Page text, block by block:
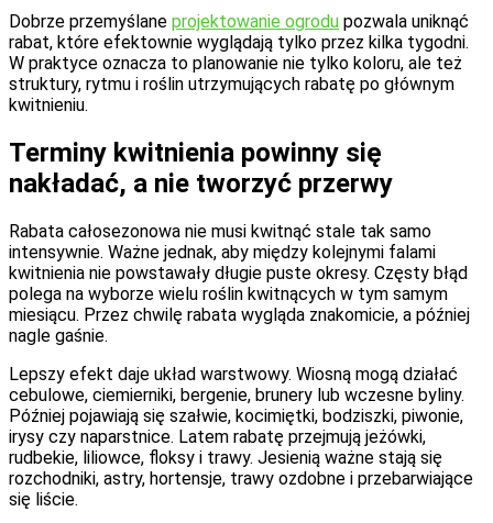
Dobrze przemyślane projektowanie ogrodu pozwala uniknąć
rabat, które efektownie wyglądają tylko przez kilka tygodni.
W praktyce oznacza to planowanie nie tylko koloru, ale też
struktury, rytmu i roślin utrzymujących rabatę po głównym
kwitnieniu.
Terminy kwitnienia powinny się
nakładać, a nie tworzyć przerwy
Rabata całosezonowa nie musi kwitnąć stale tak samo
intensywnie. Ważne jednak, aby między kolejnymi falami
kwitnienia nie powstawały długie puste okresy. Częsty błąd
polega na wyborze wielu roślin kwitnących w tym samym
miesiącu. Przez chwilę rabata wygląda znakomicie, a później
nagle gaśnie.
Lepszy efekt daje układ warstwowy. Wiosną mogą działać
cebulowe, ciemierniki, bergenie, brunery lub wczesne byliny.
Później pojawiają się szałwie, kocimiętki, bodziszki, piwonie,
irysy czy naparstnice. Latem rabatę przejmują jeżówki,
rudbekie, liliowce, floksy i trawy. Jesienią ważne stają się
rozchodniki, astry, hortensje, trawy ozdobne i przebarwiające
się liście.